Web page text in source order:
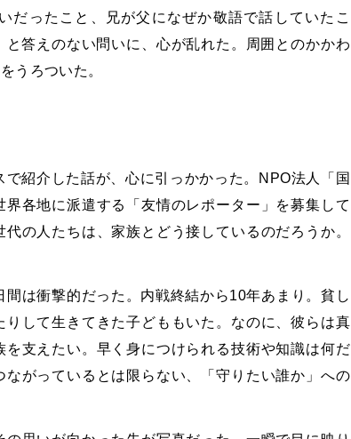
だったこと、兄が父になぜか敬語で話していたこ
答えのない問いに、心が乱れた。周囲とのかかわ
うろついた。
紹介した話が、心に引っかかった。NPO法人「国
各地に派遣する「友情のレポーター」を募集して
の人たちは、家族とどう接しているのだろうか。
は衝撃的だった。内戦終結から10年あまり。貧し
して生きてきた子どももいた。なのに、彼らは真
支えたい。早く身につけられる技術や知識は何だ
がっているとは限らない、「守りたい誰か」への